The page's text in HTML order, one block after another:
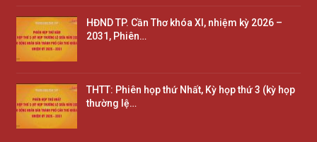
HĐND TP. Cần Thơ khóa XI, nhiệm kỳ 2026 –
2031, Phiên…
THTT: Phiên họp thứ Nhất, Kỳ họp thứ 3 (kỳ họp
thường lệ…